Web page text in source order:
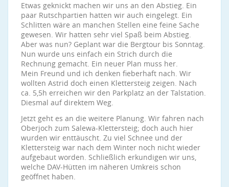
Etwas geknickt machen wir uns an den Abstieg. Ein
paar Rutschpartien hatten wir auch eingelegt. Ein
Schlitten wäre an manchen Stellen eine feine Sache
gewesen. Wir hatten sehr viel Spaß beim Abstieg.
Aber was nun? Geplant war die Bergtour bis Sonntag.
Nun wurde uns einfach ein Strich durch die
Rechnung gemacht. Ein neuer Plan muss her.
Mein Freund und ich denken fieberhaft nach. Wir
wollten Astrid doch einen Klettersteig zeigen. Nach
ca. 5,5h erreichen wir den Parkplatz an der Talstation.
Diesmal auf direktem Weg.
Jetzt geht es an die weitere Planung. Wir fahren nach
Oberjoch zum Salewa-Klettersteig; doch auch hier
wurden wir enttäuscht. Zu viel Schnee und der
Klettersteig war nach dem Winter noch nicht wieder
aufgebaut worden. Schließlich erkundigen wir uns,
welche DAV-Hütten im näheren Umkreis schon
geöffnet haben.